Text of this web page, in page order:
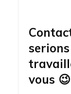
vous 😉